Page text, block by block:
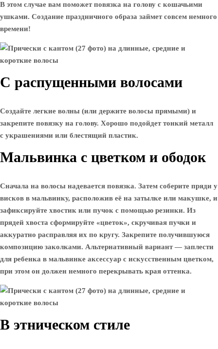
В этом случае вам поможет повязка на голову с кошачьими
ушками. Создание праздничного образа займет совсем немного
времени!
С распущенными волосами
Создайте легкие волны (или держите волосы прямыми) и
закрепите повязку на голову. Хорошо подойдет тонкий металл
с украшениями или блестящий пластик.
Мальвинка с цветком и ободок
Сначала на волосы надевается повязка. Затем соберите пряди у
висков в мальвинку, расположив её на затылке или макушке, и
зафиксируйте хвостик или пучок с помощью резинки. Из
прядей хвоста сформируйте «цветок», скручивая пучки и
аккуратно расправляя их по кругу. Закрепите получившуюся
композицию заколками. Альтернативный вариант — заплести
для ребенка в мальвинке аксессуар с искусственным цветком,
при этом он должен немного перекрывать края оттенка.
В этническом стиле